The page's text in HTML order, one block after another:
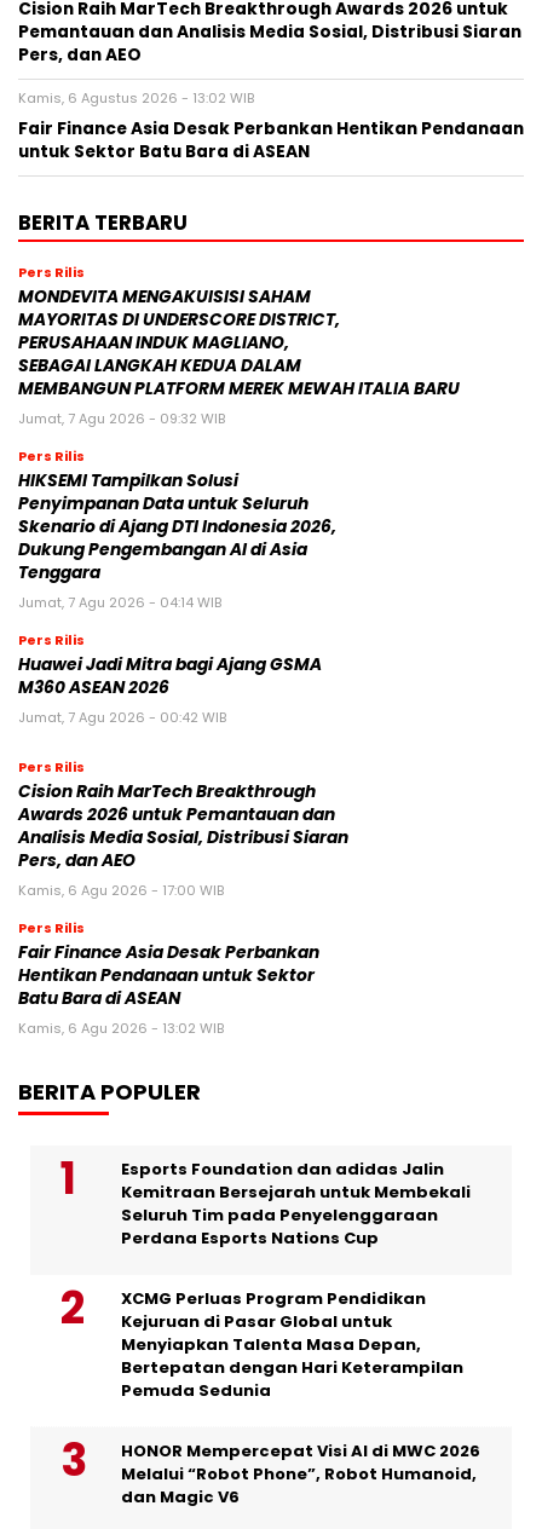
Cision Raih MarTech Breakthrough Awards 2026 untuk
Pemantauan dan Analisis Media Sosial, Distribusi Siaran
Pers, dan AEO
Kamis, 6 Agustus 2026 - 13:02 WIB
Fair Finance Asia Desak Perbankan Hentikan Pendanaan
untuk Sektor Batu Bara di ASEAN
BERITA TERBARU
Pers Rilis
MONDEVITA MENGAKUISISI SAHAM
MAYORITAS DI UNDERSCORE DISTRICT,
PERUSAHAAN INDUK MAGLIANO,
SEBAGAI LANGKAH KEDUA DALAM
MEMBANGUN PLATFORM MEREK MEWAH ITALIA BARU
Jumat, 7 Agu 2026 - 09:32 WIB
Pers Rilis
HIKSEMI Tampilkan Solusi
Penyimpanan Data untuk Seluruh
Skenario di Ajang DTI Indonesia 2026,
Dukung Pengembangan AI di Asia
Tenggara
Jumat, 7 Agu 2026 - 04:14 WIB
Pers Rilis
Huawei Jadi Mitra bagi Ajang GSMA
M360 ASEAN 2026
Jumat, 7 Agu 2026 - 00:42 WIB
Pers Rilis
Cision Raih MarTech Breakthrough
Awards 2026 untuk Pemantauan dan
Analisis Media Sosial, Distribusi Siaran
Pers, dan AEO
Kamis, 6 Agu 2026 - 17:00 WIB
Pers Rilis
Fair Finance Asia Desak Perbankan
Hentikan Pendanaan untuk Sektor
Batu Bara di ASEAN
Kamis, 6 Agu 2026 - 13:02 WIB
BERITA POPULER
Esports Foundation dan adidas Jalin
Kemitraan Bersejarah untuk Membekali
Seluruh Tim pada Penyelenggaraan
Perdana Esports Nations Cup
XCMG Perluas Program Pendidikan
Kejuruan di Pasar Global untuk
Menyiapkan Talenta Masa Depan,
Bertepatan dengan Hari Keterampilan
Pemuda Sedunia
HONOR Mempercepat Visi AI di MWC 2026
Melalui “Robot Phone”, Robot Humanoid,
dan Magic V6